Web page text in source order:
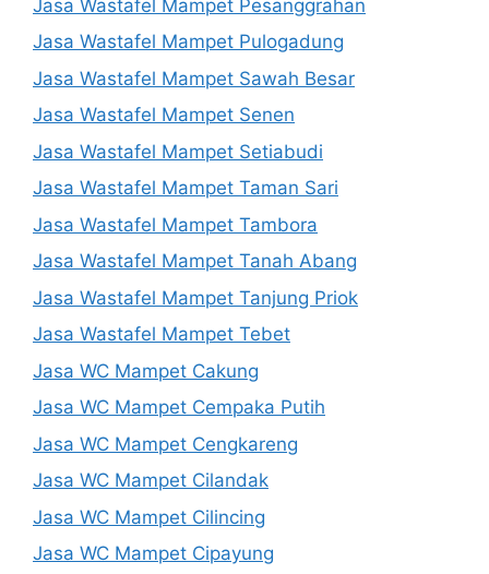
Jasa Wastafel Mampet Pesanggrahan
Jasa Wastafel Mampet Pulogadung
Jasa Wastafel Mampet Sawah Besar
Jasa Wastafel Mampet Senen
Jasa Wastafel Mampet Setiabudi
Jasa Wastafel Mampet Taman Sari
Jasa Wastafel Mampet Tambora
Jasa Wastafel Mampet Tanah Abang
Jasa Wastafel Mampet Tanjung Priok
Jasa Wastafel Mampet Tebet
Jasa WC Mampet Cakung
Jasa WC Mampet Cempaka Putih
Jasa WC Mampet Cengkareng
Jasa WC Mampet Cilandak
Jasa WC Mampet Cilincing
Jasa WC Mampet Cipayung